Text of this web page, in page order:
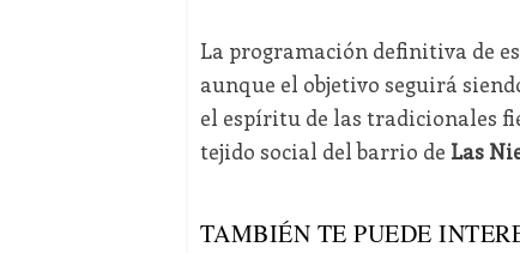
La programación definitiva de
aunque el objetivo seguirá
el espíritu de las tradicionales
tejido social del barrio de Las
TAMBIÉN TE PUEDE